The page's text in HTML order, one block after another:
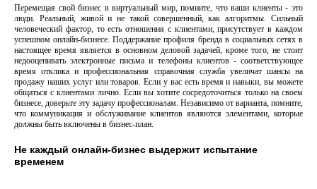
Перемещая свой бизнес в виртуальный мир, помните, что ваши клиенты - это
люди. Реальный, живой и не такой совершенный, как алгоритмы. Сильный
человеческий фактор, то есть отношения с клиентами, присутствует в каждом
успешном онлайн-бизнесе. Поддержание профиля бренда в социальных сетях в
настоящее время является в основном деловой задачей, кроме того, не стоит
недооценивать электронные письма и телефоны клиентов - соответствующее
время отклика и профессиональная справочная служба увеличат шансы на
продажу наших услуг или товаров. Если у вас есть время и навыки, вы можете
общаться с клиентами лично. Если вы хотите сосредоточиться только на своем
бизнесе, доверьте эту задачу профессионалам. Независимо от варианта, помните,
что коммуникация и обслуживание клиентов являются элементами, которые
должны быть включены в бизнес-план.
Не каждый онлайн-бизнес выдержит испытание
временем